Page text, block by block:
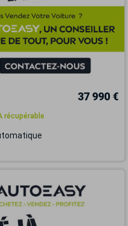
37 990 €
récupérable